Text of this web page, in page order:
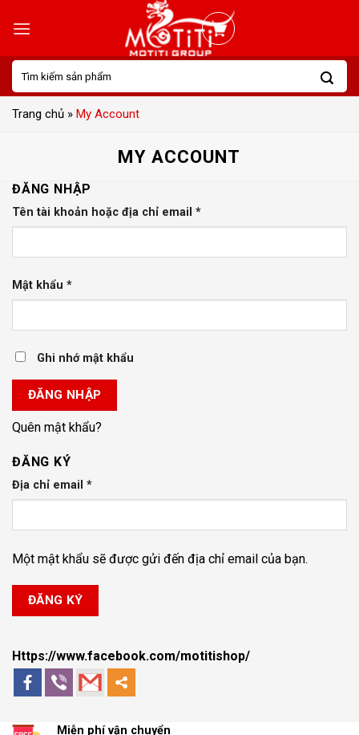
Tìm
kiếm:
Trang chủ » My Account
MY ACCOUNT
ĐĂNG NHẬP
Tên tài khoản hoặc địa chỉ email *
Mật khẩu *
Ghi nhớ mật khẩu
ĐĂNG NHẬP
Quên mật khẩu?
ĐĂNG KÝ
Địa chỉ email *
Một mật khẩu sẽ được gửi đến địa chỉ email của bạn.
ĐĂNG KÝ
Https://www.facebook.com/motitishop/
Miễn phí vận chuyển